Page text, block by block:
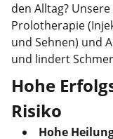
den Alltag?
Prolotherapie
und Sehnen) und
und lindert
Hohe
Risiko
Hohe